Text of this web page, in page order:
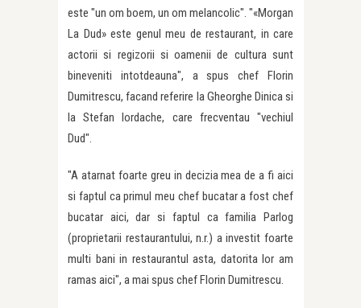
este "un om boem, un om melancolic". "«Morgan
La Dud» este genul meu de restaurant, in care
actorii si regizorii si oamenii de cultura sunt
bineveniti intotdeauna", a spus chef Florin
Dumitrescu, facand referire la Gheorghe Dinica si
la Stefan Iordache, care frecventau "vechiul
Dud".
"A atarnat foarte greu in decizia mea de a fi aici
si faptul ca primul meu chef bucatar a fost chef
bucatar aici, dar si faptul ca familia Parlog
(proprietarii restaurantului, n.r.) a investit foarte
multi bani in restaurantul asta, datorita lor am
ramas aici", a mai spus chef Florin Dumitrescu.